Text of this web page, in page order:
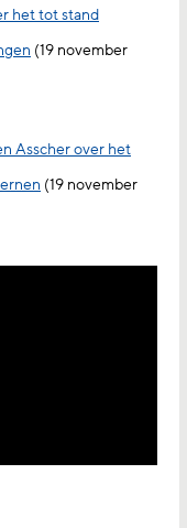
het tot stand
(19 november
Asscher over het
(19 november